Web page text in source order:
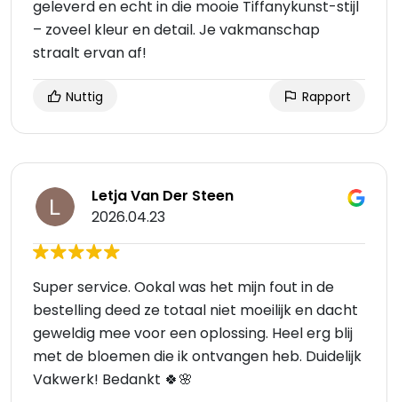
geleverd en echt in die mooie Tiffanykunst-stijl
– zoveel kleur en detail. Je vakmanschap
straalt ervan af!
Nuttig Rapport
Letja Van Der Steen
2026.04.23
Super service. Ookal was het mijn fout in de
bestelling deed ze totaal niet moeilijk en dacht
geweldig mee voor een oplossing. Heel erg blij
met de bloemen die ik ontvangen heb. Duidelijk
Vakwerk! Bedankt 🍀🌸